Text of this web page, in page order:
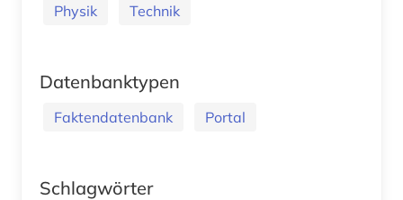
Physik
Technik
Datenbanktypen
Faktendatenbank Portal
Schlagwörter